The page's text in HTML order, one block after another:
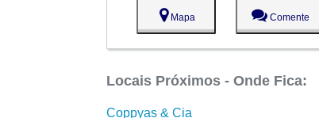
Mapa Comente
Locais Próximos - Onde Fica:
Coppyas & Cia